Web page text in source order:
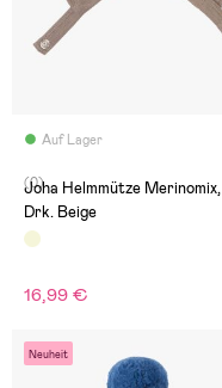
Auf Lager
(0)
Joha Helmmütze Merinomix,
Drk. Beige
16,99 €
Neuheit